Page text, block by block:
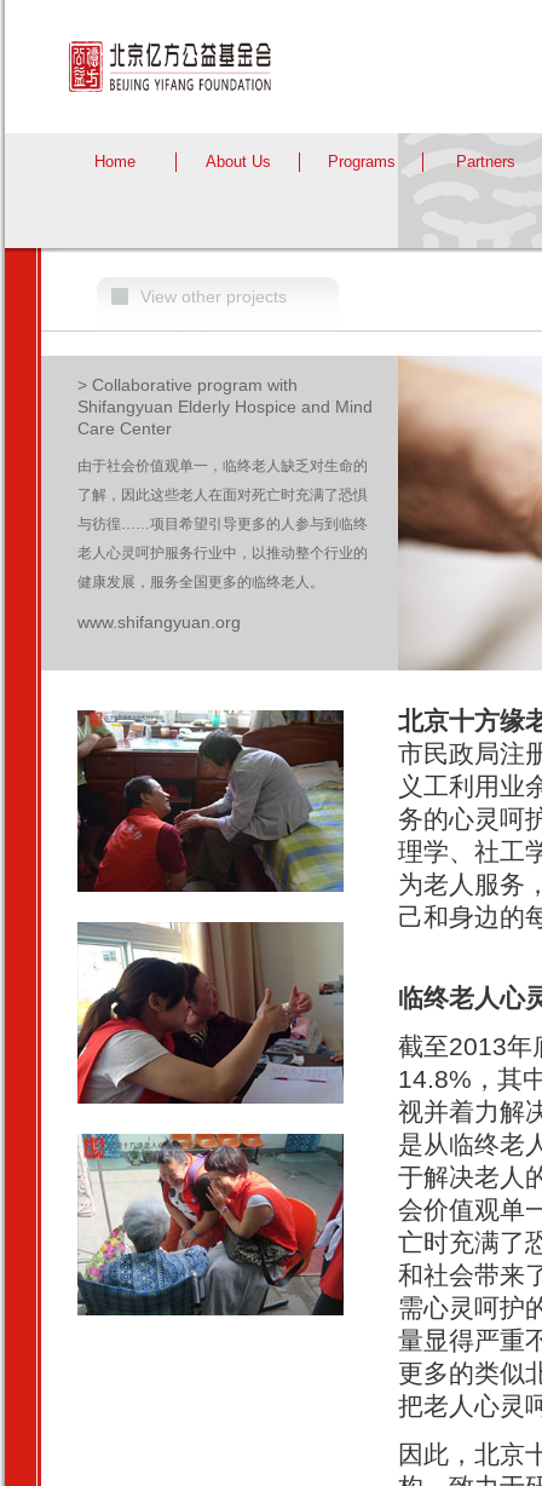
Home About Us Programs Partners
View other projects
> Collaborative program with
Shifangyuan Elderly Hospice and Mind
Care Center
由于社会价值观单一，临终老人缺乏对生命的
了解，因此这些老人在面对死亡时充满了恐惧
与彷徨……项目希望引导更多的人参与到临终
老人心灵呵护服务行业中，以推动整个行业的
健康发展，服务全国更多的临终老人。
www.shifangyuan.org
北京十方缘
市民政局注
义工利用业
务的心灵呵
理学、社工
为老人服务
己和身边的
临终老人心
截至2013年
14.8%，其
视并着力解
是从临终老
于解决老人
会价值观单
亡时充满了
和社会带来
需心灵呵护
量显得严重
更多的类似
把老人心灵
因此，北京